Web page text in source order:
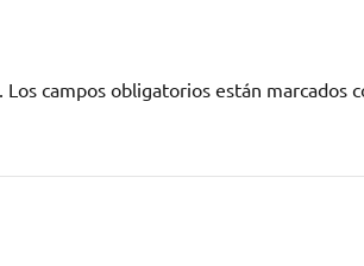
Los campos obligatorios están marcados